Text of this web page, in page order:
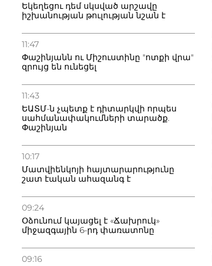
Եկեղեցու դեմ սկսված արշավը
իշխանության թուլության նշան է
11:47
Փաշինյանն ու Միշուստինը "ոտքի վրա"
զրույց են ունեցել
11:43
ԵԱՏՄ-ն չպետք է դիտարկվի որպես
սահմանափակումների տարածք.
Փաշինյան
10:17
Մատվիենկոյի հայտարարությունը
շատ էական ահազանգ է
09:24
Օձունում կայացել է «Ճախրուկ»
միջազգային 6-րդ փառատոնը
09:16